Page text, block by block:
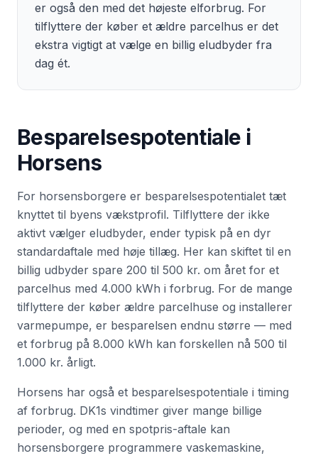
er også den med det højeste elforbrug. For
tilflyttere der køber et ældre parcelhus er det
ekstra vigtigt at vælge en billig eludbyder fra
dag ét.
Besparelsespotentiale i
Horsens
For horsensborgere er besparelsespotentialet tæt
knyttet til byens vækstprofil. Tilflyttere der ikke
aktivt vælger eludbyder, ender typisk på en dyr
standardaftale med høje tillæg. Her kan skiftet til en
billig udbyder spare 200 til 500 kr. om året for et
parcelhus med 4.000 kWh i forbrug. For de mange
tilflyttere der køber ældre parcelhuse og installerer
varmepumpe, er besparelsen endnu større — med
et forbrug på 8.000 kWh kan forskellen nå 500 til
1.000 kr. årligt.
Horsens har også et besparelsespotentiale i timing
af forbrug. DK1s vindtimer giver mange billige
perioder, og med en spotpris-aftale kan
horsensborgere programmere vaskemaskine,